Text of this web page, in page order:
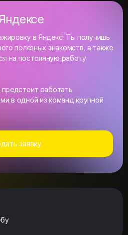
в Яндекс! Ты получишь
полезных знакомств, а также
на постоянную работу
работать
в одной из команд крупной
заявку